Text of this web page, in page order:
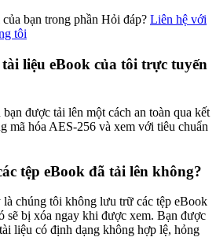
bạn trong phần Hỏi đáp? Liên hệ với
tôi
liệu eBook của tôi trực tuyến
được tải lên một cách an toàn qua kết
mã hóa AES-256 và xem với tiêu chuẩn
tệp eBook đã tải lên không?
chúng tôi không lưu trữ các tệp eBook
sẽ bị xóa ngay khi được xem. Bạn được
liệu có định dạng không hợp lệ, hỏng